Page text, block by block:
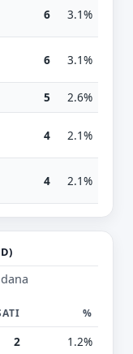
6 3.1%
6 3.1%
5 2.6%
4 2.1%
4 2.1%
%
2
1.2%
želiš da ova
je